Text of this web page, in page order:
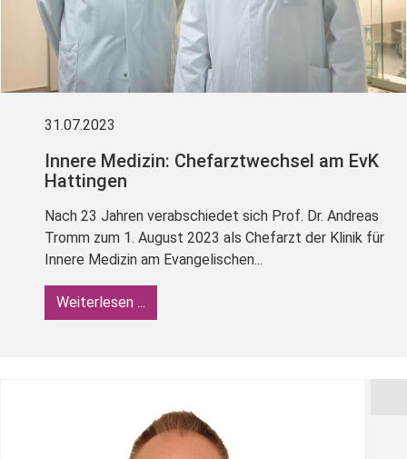
31.07.2023
Innere Medizin: Chefarztwechsel am EvK
Hattingen
Nach 23 Jahren verabschiedet sich Prof. Dr. Andreas
Tromm zum 1. August 2023 als Chefarzt der Klinik für
Innere Medizin am Evangelischen...
Weiterlesen ...